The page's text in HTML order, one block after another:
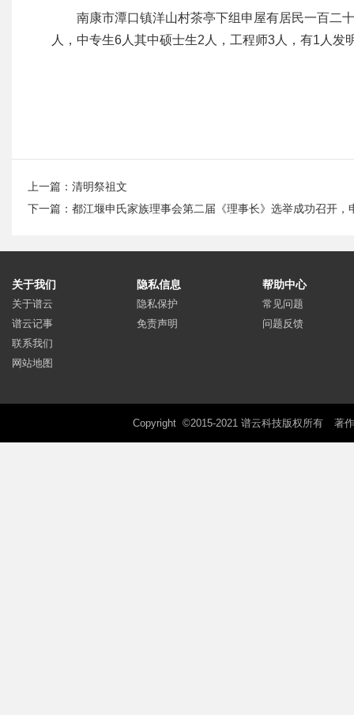
南康市潭口镇洋山村茶亭下组申屋有居民一百二十
人，中专生6人其中硕士生2人，工程师3人，有1人发
上一篇： 清明祭祖文
下一篇： 都江堰申氏家族理事会第二届《理事长》选举成功召开，
关于我们
关于谱云
谱云记事
联系我们
网站地图
隐私信息
隐私保护
免责声明
帮助中心
常见问题
问题反馈
Copyright ©2015-2021 谱云科技版权所有 著